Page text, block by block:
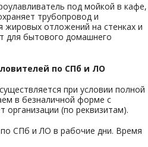
под мойкой в кафе,
трубопровод и
жировых отложений на стенках и
для бытового домашнего
по СПб и ЛО
при условии полной
в безналичной форме с
организации (по реквизитам).
СПб и ЛО в рабочие дни. Время